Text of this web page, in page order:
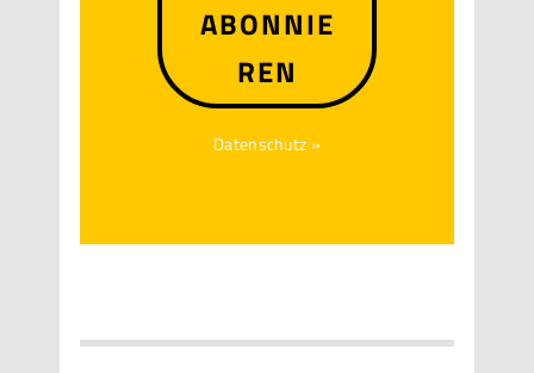
ABONNIE
REN
Datenschutz »